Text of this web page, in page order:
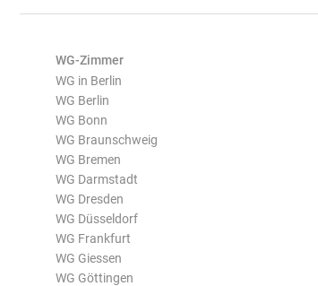
WG-Zimmer
WG in Berlin
WG Berlin
WG Bonn
WG Braunschweig
WG Bremen
WG Darmstadt
WG Dresden
WG Düsseldorf
WG Frankfurt
WG Giessen
WG Göttingen